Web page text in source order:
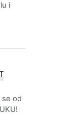
i
se od